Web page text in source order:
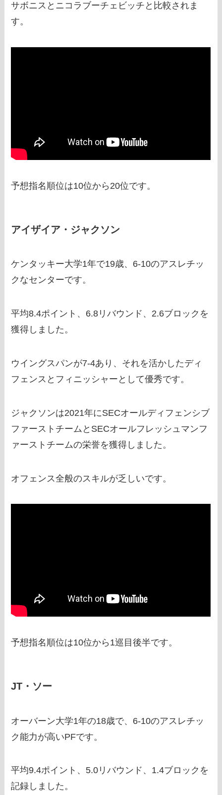
サボニスとニコラブーチェビッチと比較されま
す。
予想指名順位は10位から20位です。
アイザイア・ジャクソン
ケンタッキー大学1年で19歳、6-10のアスレチッ
クなセンターです。
平均8.4ポイント、6.8リバウンド、2.6ブロックを
獲得しました。
ウイングスパンが7-4あり、それを活かしたディ
フェンスとフィニッシャーとして優秀です。
ジャクソンは2021年にSECオールディフェンシブ
ファーストチームとSECオールフレッシュマンフ
ァーストチームの栄誉を獲得しました。
オフェンス全般のスキルが乏しいです。
予想指名順位は10位から1巡目後半です。
JT・ソー
オーバーン大学1年の18歳で、6‐10のアスレチッ
ク能力が高いPFです。
平均9.4ポイント、5.0リバウンド、1.4ブロックを
記録しました。